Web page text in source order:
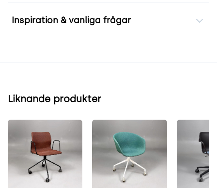
Inspiration & vanliga frågar
Liknande produkter